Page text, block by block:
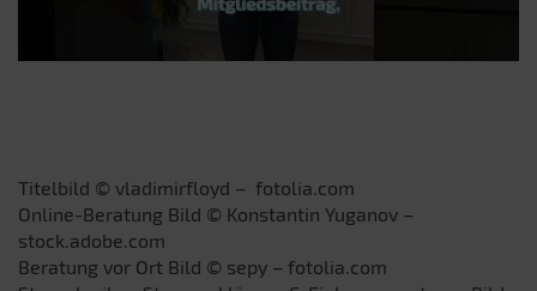
Titelbild © vladimirfloyd – fotolia.com
Online-Beratung Bild © Konstantin Yuganov –
stock.adobe.com
Beratung vor Ort Bild © sepy – fotolia.com